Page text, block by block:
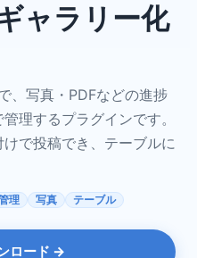
ャラリー化
、写真・PDFなどの進捗
理するプラグインです。
で投稿でき、テーブルに
理 写真 テーブル
ロード →